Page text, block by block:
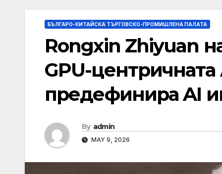
БЪЛГАРО-КИТАЙСКА ТЪРГОВСКО-ПРОМИШЛЕНА ПАЛАТА
Rongxin Zhiyuan
GPU-центричната
предефинира AI
By admin
MAY 9, 2026